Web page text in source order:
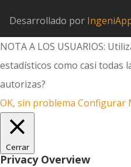
Desarrollado por
NOTA A LOS USUARIOS:
estadísticos como casi todas
autorizas?
OK, sin problema Configurar
Cerrar
Privacy Overview